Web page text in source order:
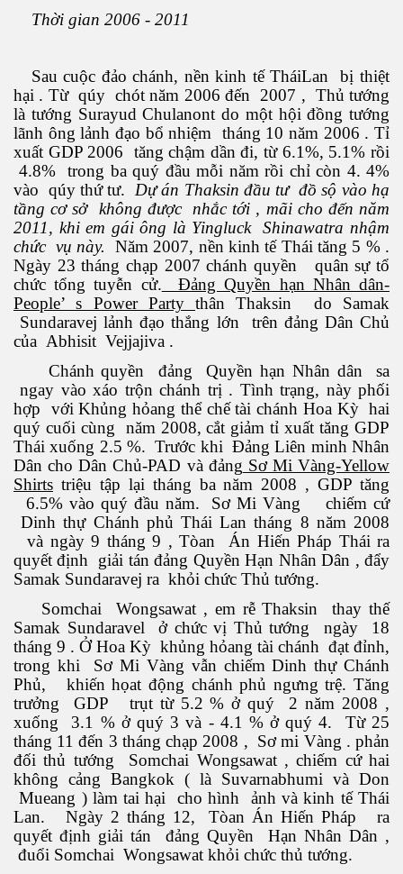
Thời gian 2006 - 2011
Sau cuộc đảo chánh, nền kinh tế TháiLan bị thiệt
hại . Từ qúy chót năm 2006 đến 2007 , Thủ tướng
là tướng Surayud Chulanont do một hội đồng tướng
lãnh ông lảnh đạo bổ nhiệm tháng 10 năm 2006 . Tỉ
xuất GDP 2006 tăng chậm dần đi, từ 6.1%, 5.1% rồi
4.8% trong ba quý đầu mỗi năm rồi chỉ còn 4. 4%
vào qúy thứ tư. Dự án Thaksin đầu tư đồ sộ vào hạ
tầng cơ sở không được nhắc tới , mãi cho đến năm
2011, khi em gái ông là Yingluck Shinawatra nhậm
chức vụ này.
Năm 2007, nền kinh tế Thái tăng 5 % .
Ngày 23 tháng chạp 2007 chánh quyền quân sự tổ
chức tổng tuyễn cử. Đảng Quyền hạn Nhân dân-
People’ s Power Party thân Thaksin do Samak
Sundaravej lảnh đạo thắng lớn trên đảng Dân Chủ
của Abhisit Vejjajiva .
Chánh quyền đảng Quyền hạn Nhân dân sa
ngay vào xáo trộn chánh trị . Tình trạng, này phối
hợp với Khủng hỏang thể chế tài chánh Hoa Kỳ hai
quý cuối cùng năm 2008, cắt giảm tỉ xuất tăng GDP
Thái xuống 2.5 %. Trước khi Đảng Liên minh Nhân
Dân cho Dân Chủ-PAD và đảng Sơ Mi Vàng-Yellow
Shirts triệu tập lại tháng ba năm 2008 , GDP tăng
6.5% vào quý đầu năm. Sơ Mi Vàng chiếm cứ
Dinh thự Chánh phủ Thái Lan tháng 8 năm 2008
và ngày 9 tháng 9 , Tòan Án Hiến Pháp Thái ra
quyết định giải tán đảng Quyền Hạn Nhân Dân , đẩy
Samak Sundaravej ra khỏi chức Thủ tướng.
Somchai Wongsawat , em rễ Thaksin thay thế
Samak Sundaravel ở chức vị Thủ tướng ngày 18
tháng 9 . Ở Hoa Kỳ khủng hỏang tài chánh đạt đỉnh,
trong khi Sơ Mi Vàng vẫn chiếm Dinh thự Chánh
Phủ, khiến họat động chánh phủ ngưng trệ. Tăng
trưởng GDP trụt từ 5.2 % ở quý 2 năm 2008 ,
xuống 3.1 % ở quý 3 và - 4.1 % ở quý 4. Từ 25
tháng 11 đến 3 tháng chạp 2008 , Sơ mi Vàng . phản
đối thủ tướng Somchai Wongsawat , chiếm cứ hai
không cảng Bangkok ( là Suvarnabhumi và Don
Mueang ) làm tai hại cho hình ảnh và kinh tế Thái
Lan. Ngày 2 tháng 12, Tòan Án Hiến Pháp ra
quyết định giải tán đảng Quyền Hạn Nhân Dân ,
đuổi Somchai Wongsawat khỏi chức thủ tướng.
452b
không?